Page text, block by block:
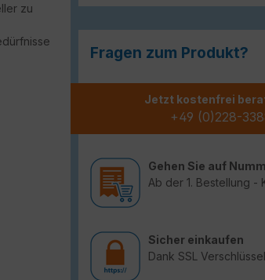
Fragen zum Produkt?
Jetzt kostenfrei
+49 (0)228-
Gehen Sie auf
Ab der 1. Bestellung -
Sicher einkaufen
Dank SSL
zu